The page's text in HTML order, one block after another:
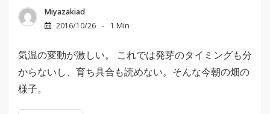
Miyazakiad
2016/10/26
1 Min
気温の変動が激しい。 これでは発芽のタイミングも分
からないし、育ち具合も読めない。そんな今朝の畑の
様子。